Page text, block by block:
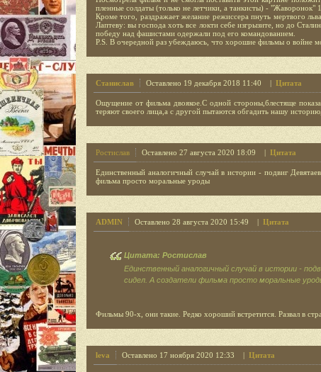
пленные солдаты (только не летчики, а танкисты) - "Жаворонок"
Кроме того, раздражает желание режиссера пнуть мертвого
Лаптеву: вы господа хоть все локти себе изгрызите, но до
победу над фашистами одержали под его командованием.
P.S. В очередной раз убеждаюсь, что хорошие фильмы о войне
Станислав Оставлено 19 декабря 2018 11:40 | Цитата
Ощущение от фильма двоякое.С одной стороны,блестяще
теряют своего лица,а с другой пытаются обгадить нашу
Ростислав Оставлено 27 августа 2020 18:09 | Цитата
Единственный аналогичный случай в истории - подвиг
фильма просто моральные уроды
ADMIN Оставлено 28 августа 2020 15:49 | Цитата
Цитата: Ростислав
Единственный аналогичный случай в истории -
сидел. А создатели фильма просто моральные
Фильмы 90-х, они такие. Редко хороший встретится. Развал в
leva Оставлено 17 ноября 2020 12:33 | Цитата